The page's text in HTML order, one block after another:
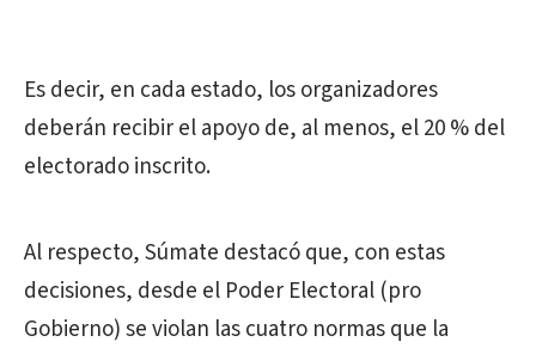
Es decir, en cada estado, los organizadores
deberán recibir el apoyo de, al menos, el 20 % del
electorado inscrito.
Al respecto, Súmate destacó que, con estas
decisiones, desde el Poder Electoral (pro
Gobierno) se violan las cuatro normas que la